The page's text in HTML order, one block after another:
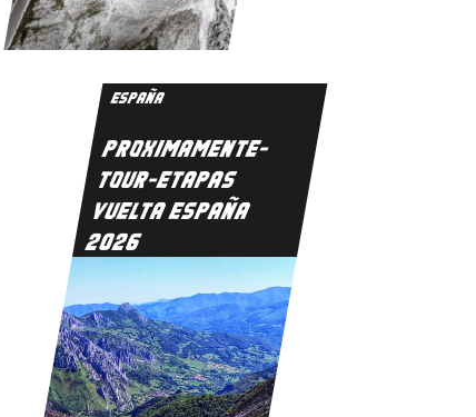
ESPAÑA
PROXIMAMENTE-
TOUR-ETAPAS
VUELTA ESPAÑA
2026